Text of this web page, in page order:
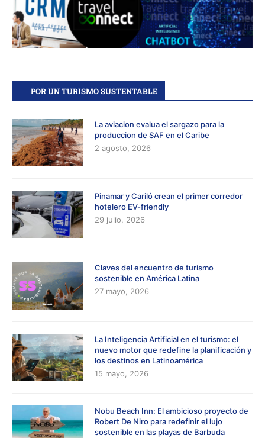
POR UN TURISMO SUSTENTABLE
La aviacion evalua el sargazo para la
produccion de SAF en el Caribe
2 agosto, 2026
Pinamar y Cariló crean el primer corredor
hotelero EV-friendly
29 julio, 2026
Claves del encuentro de turismo
sostenible en América Latina
27 mayo, 2026
La Inteligencia Artificial en el turismo: el
nuevo motor que redefine la planificación y
los destinos en Latinoamérica
15 mayo, 2026
Nobu Beach Inn: El ambicioso proyecto de
Robert De Niro para redefinir el lujo
sostenible en las playas de Barbuda